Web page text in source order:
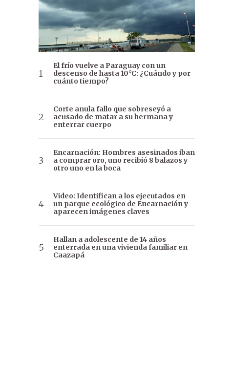
El frío vuelve a Paraguay con un
descenso de hasta 10°C: ¿Cuándo y por
cuánto tiempo?
Corte anula fallo que sobreseyó a
acusado de matar a su hermana y
enterrar cuerpo
Encarnación: Hombres asesinados iban
a comprar oro, uno recibió 8 balazos y
otro uno en la boca
Video: Identifican a los ejecutados en
un parque ecológico de Encarnación y
aparecen imágenes claves
Hallan a adolescente de 14 años
enterrada en una vivienda familiar en
Caazapá